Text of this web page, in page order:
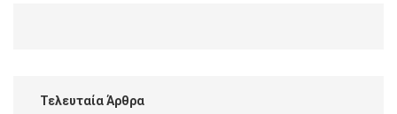
Τελευταία Άρθρα